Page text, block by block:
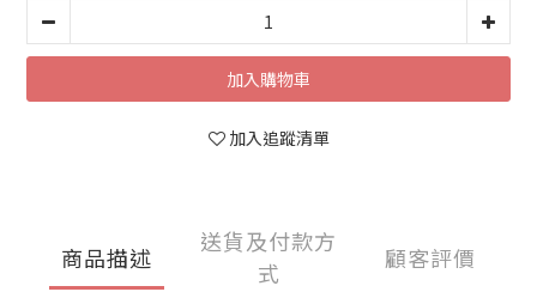
加入購物車
加入追蹤清單
商品描述
送貨及付款方
式
顧客評價